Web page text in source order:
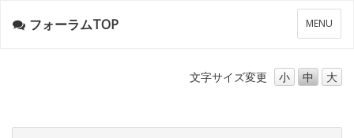
メ
ニ
ー
MENU
フォーラムTOP
文字サイズ変更 小 中 大